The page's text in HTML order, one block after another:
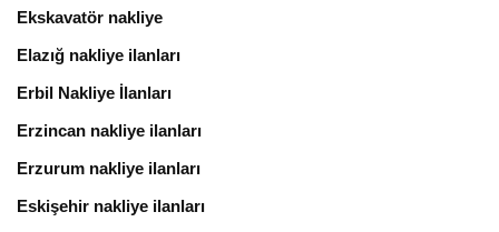
Ekskavatör nakliye
Elazığ nakliye ilanları
Erbil Nakliye İlanları
Erzincan nakliye ilanları
Erzurum nakliye ilanları
Eskişehir nakliye ilanları